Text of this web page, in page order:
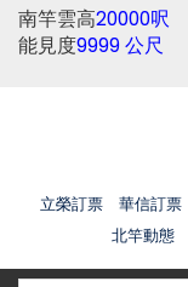
南竿雲高20000呎
能見度9999 公尺
立榮訂票 華信訂票
北竿動態